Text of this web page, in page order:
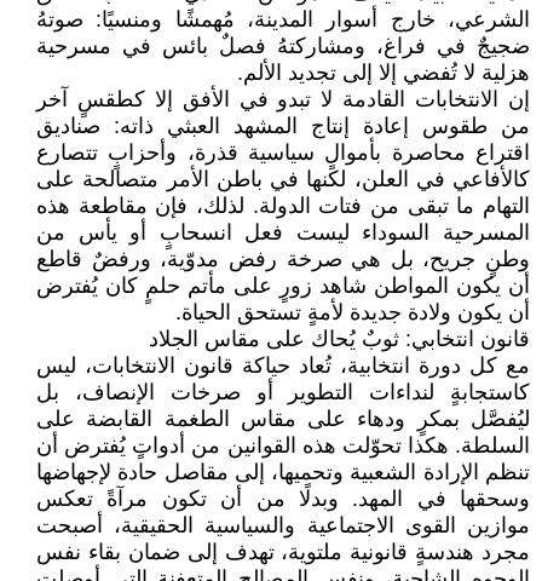
الشرعي، خارج أسوار المدينة، مُهمشًا ومنسيًا: صوتهُ
ضجيجٌ في فراغ، ومشاركتهُ فصلٌ بائس في مسرحية
هزلية لا تُفضي إلا إلى تجديد الألم.
إن الانتخابات القادمة لا تبدو في الأفق إلا كطقسٍ آخر
من طقوس إعادة إنتاج المشهد العبثي ذاته: صناديق
اقتراع محاصرة بأموالٍ سياسية قذرة، وأحزابٍ تتصارع
كالأفاعي في العلن، لكنها في باطن الأمر متصالحة على
التهام ما تبقى من فتات الدولة. لذلك، فإن مقاطعة هذه
المسرحية السوداء ليست فعل انسحابٍ أو يأس من
وطنٍ جريح، بل هي صرخة رفض مدوّية، ورفضٌ قاطع
أن يكون المواطن شاهد زورٍ على مأتم حلمٍ كان يُفترض
أن يكون ولادة جديدة لأمةٍ تستحق الحياة.
قانون انتخابي: ثوبٌ يُحاك على مقاس الجلاد
مع كل دورة انتخابية، تُعاد حياكة قانون الانتخابات، ليس
كاستجابةٍ لنداءات التطوير أو صرخات الإنصاف، بل
ليُفصَّل بمكرٍ ودهاء على مقاس الطغمة القابضة على
السلطة. هكذا تحوّلت هذه القوانين من أدواتٍ يُفترض أن
تنظم الإرادة الشعبية وتحميها، إلى مقاصل حادة لإجهاضها
وسحقها في المهد. وبدلًا من أن تكون مرآةً تعكس
موازين القوى الاجتماعية والسياسية الحقيقية، أصبحت
مجرد هندسةٍ قانونية ملتوية، تهدف إلى ضمان بقاء نفس